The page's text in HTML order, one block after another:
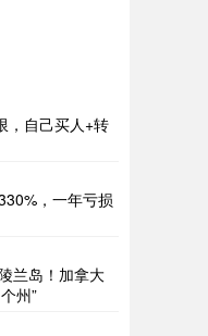
，自己买人+转
，一年亏损
兰岛！加拿大
州”